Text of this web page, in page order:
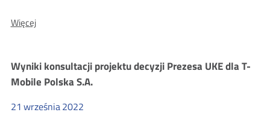
WięcejO:
Prezesa
UKE
dla
-
Wyniki konsultacji projektu decyzji Prezesa UKE dla T-
Mobile Polska S.A.
21 września2022